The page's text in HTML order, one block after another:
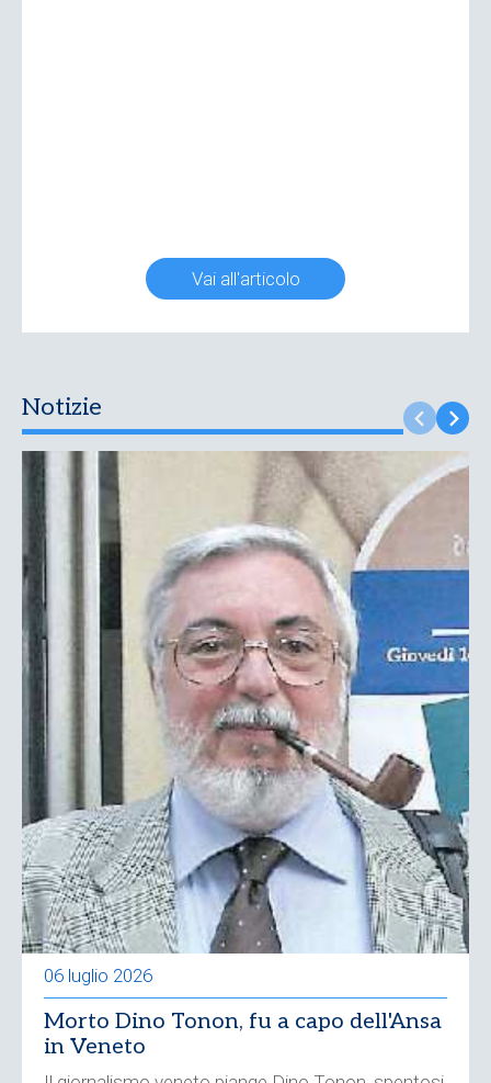
Vai all'articolo
Notizie
06 luglio 2026
Morto Dino Tonon, fu a capo dell'Ansa
in Veneto